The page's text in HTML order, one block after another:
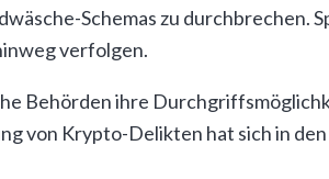
Schemas zu
verfolgen.
Behörden ihre
von Krypto-Delikten hat sich in